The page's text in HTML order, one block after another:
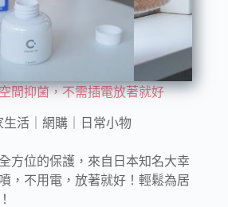
間抑菌，不需插電放著就好
生活｜網購｜日常小物
方位的保護，來自日本知名大幸
，不用電，放著就好！輕鬆為居